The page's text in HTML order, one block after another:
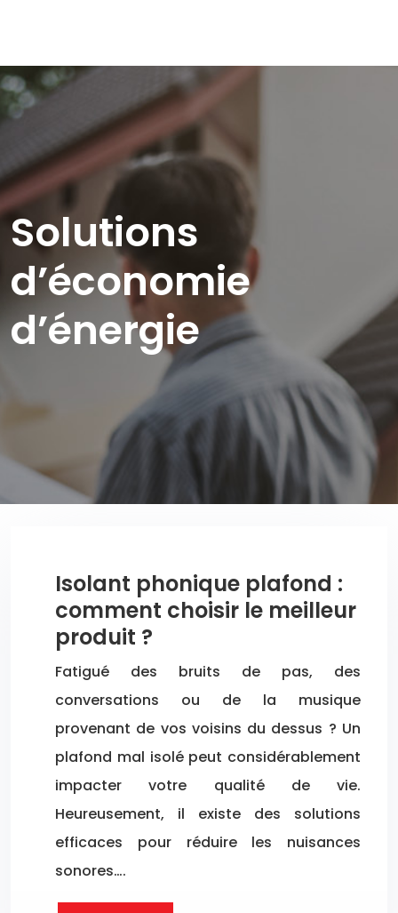
Solutions
d’économie
d’énergie
Isolant phonique plafond :
comment choisir le meilleur
produit ?
Fatigué des bruits de pas, des
conversations ou de la musique
provenant de vos voisins du dessus ? Un
plafond mal isolé peut considérablement
impacter votre qualité de vie.
Heureusement, il existe des solutions
efficaces pour réduire les nuisances
sonores….